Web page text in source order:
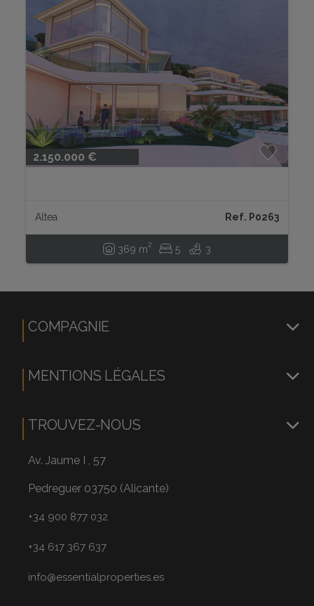
2.150.000 €
Altea Ref. P0263
369 m2 5 3
COMPAGNIE
MENTIONS LÉGALES
TROUVEZ-NOUS
Av. Jaume I , 57
Pedreguer 03750 (Alicante)
+34 900 877 032
+34 617 367 637
info@essentialproperties.es